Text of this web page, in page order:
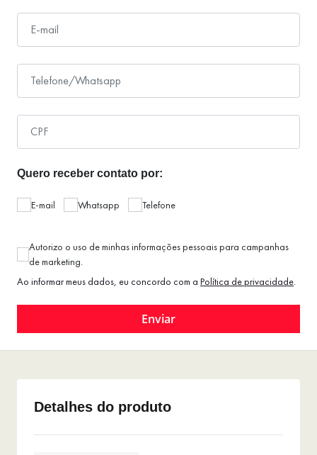
Quero receber contato por:
E-mail Whatsapp Telefone
Autorizo o uso de minhas informações pessoais para campanhas
de marketing.
Ao informar meus dados, eu concordo com a Política de privacidade.
Detalhes do produto